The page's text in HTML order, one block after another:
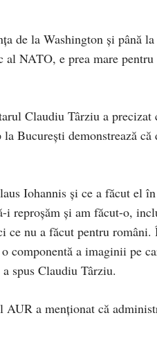
de la Washington și până
al NATO, e prea mare
Claudiu Târziu a precizat
București demonstrează
Iohannis și ce a făcut el
i reproșăm și am făcut-o,
ce nu a făcut pentru
componentă a imaginii pe
spus Claudiu Târziu.
a menționat că